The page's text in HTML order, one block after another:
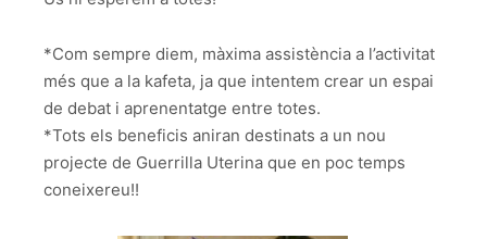
*Com sempre diem, màxima assistència a l’activitat
més que a la kafeta, ja que intentem crear un espai
de debat i aprenentatge entre totes.
*Tots els beneficis aniran destinats a un nou
projecte de Guerrilla Uterina que en poc temps
coneixereu!!